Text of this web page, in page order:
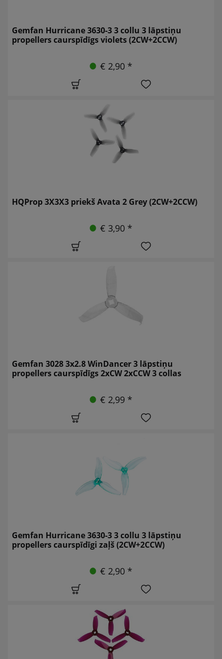
Gemfan Hurricane 3630-3 3 collu 3 lāpstiņu
propellers caurspīdīgs violets (2CW+2CCW)
€ 2,90 *
HQProp 3X3X3 priekš Avata 2 Grey (2CW+2CCW)
€ 3,90 *
Gemfan 3028 3x2.8 WinDancer 3 lāpstiņu
propellers caurspīdīgs 2xCW 2xCCW 3 collas
€ 2,99 *
Gemfan Hurricane 3630-3 3 collu 3 lāpstiņu
propellers caurspīdīgi zaļš (2CW+2CCW)
€ 2,90 *